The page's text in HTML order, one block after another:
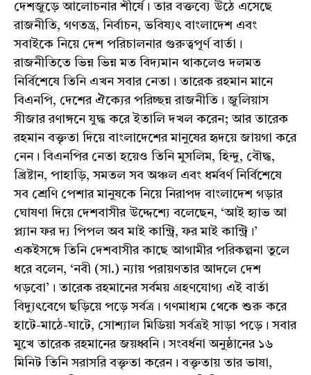
দেশজুড়ে আলোচনার শীর্ষে। তার বক্তব্যে উঠে এসেছে
রাজনীতি, গণতন্ত্র, নির্বাচন, ভবিষ্যৎ বাংলাদেশ এবং
সবাইকে নিয়ে দেশ পরিচালনার গুরুত্বপূর্ণ বার্তা।
রাজনীতিতে ভিন্ন ভিন্ন মত বিদ্যমান থাকলেও দলমত
নির্বিশেষে তিনি এখন সবার নেতা। তারেক রহমান মানে
বিএনপি, দেশের ঐক্যের পরিচ্ছন্ন রাজনীতি। জুলিয়াস
সীজার রণাঙ্গনে যুদ্ধ করে ইতালি দখল করেন; আর তারেক
রহমান বক্তৃতা দিয়ে বাংলাদেশের মানুষের হৃদয়ে জায়গা করে
নেন। বিএনপির নেতা হয়েও তিনি মুসলিম, হিন্দু, বৌদ্ধ,
খ্রিষ্টান, পাহাড়ি, সমতল সব অঞ্চল এবং ধর্মবর্ণ নির্বিশেষে
সব শ্রেণি পেশার মানুষকে নিয়ে নিরাপদ বাংলাদেশ গড়ার
ঘোষণা দিয়ে দেশবাসীর উদ্দেশ্যে বলেছেন, ‘আই হ্যাভ আ
প্ল্যান ফর দ্য পিপল অব মাই কান্ট্রি, ফর মাই কান্ট্রি।’
একইসঙ্গে তিনি দেশবাসীর কাছে আগামীর পরিকল্পনা তুলে
ধরে বলেন, ‘নবী (সা.) ন্যায় পরায়ণতার আদলে দেশ
গড়বো’। তারেক রহমানের সর্বময় গ্রহণযোগ্য এই বার্তা
বিদ্যুৎবেগে ছড়িয়ে পড়ে সর্বত্র। গণমাধ্যম থেকে শুরু করে
হাটে-মাঠে-ঘাটে, সোশ্যাল মিডিয়া সর্বত্রই সাড়া পড়ে। সবার
মুখে তারেক রহমানের জয়ধ্বনি। সংবর্ধনা অনুষ্ঠানের ১৬
মিনিট তিনি সরাসরি বক্তৃতা করেন। বক্তৃতায় তার ভাষা,